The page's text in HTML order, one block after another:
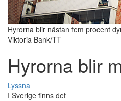
Hyrorna blir nästan fem procent
Viktoria Bank/TT
Hyrorna blir
Lyssna
I Sverige finns det